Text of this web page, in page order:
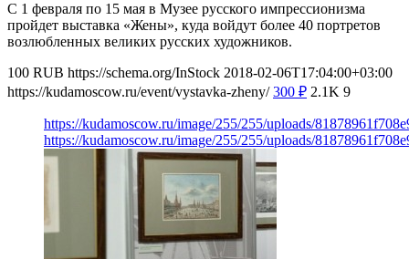
С 1 февраля по 15 мая в Музее русского импрессионизма
пройдет выставка «Жены», куда войдут более 40 портретов
возлюбленных великих русских художников.
100 RUB https://schema.org/InStock 2018-02-06T17:04:00+03:00
https://kudamoscow.ru/event/vystavka-zheny/ 300 ₽ 2.1K 9
https://kudamoscow.ru/image/255/255/uploads/
https://kudamoscow.ru/image/255/255/uploads/